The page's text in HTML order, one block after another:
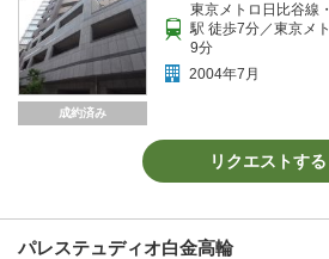
成約済み
東京メトロ日比谷線
駅 徒歩7分／東京メ
9分
2004年7月
リクエストする
パレステュディオ白金高輪